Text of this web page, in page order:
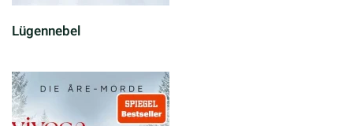
Lügennebel